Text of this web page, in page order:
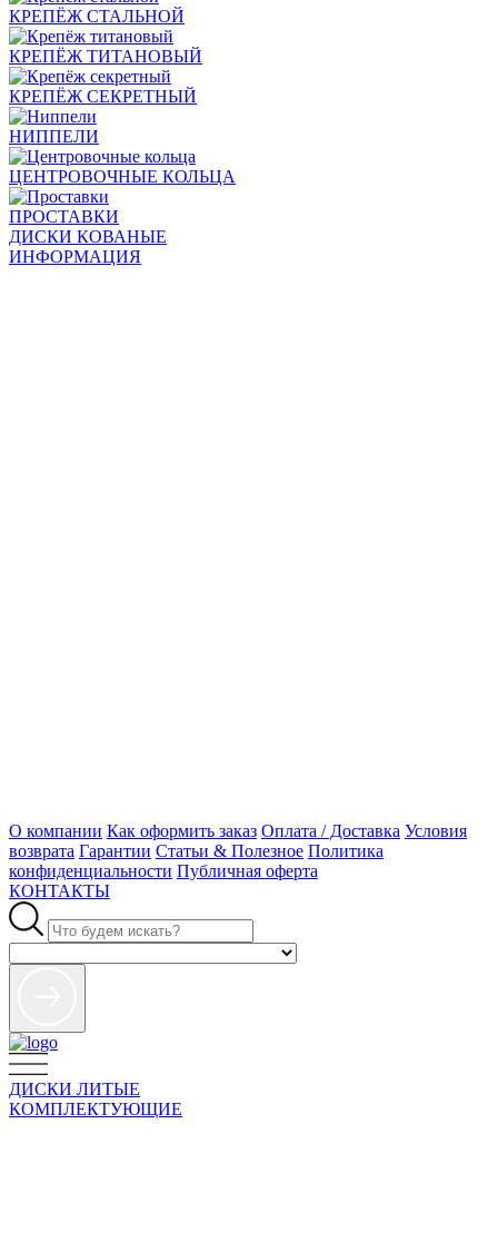
КРЕПЁЖ СТАЛЬНОЙ
КРЕПЁЖ ТИТАНОВЫЙ
КРЕПЁЖ СЕКРЕТНЫЙ
НИППЕЛИ
ЦЕНТРОВОЧНЫЕ КОЛЬЦА
ПРОСТАВКИ
ДИСКИ КОВАНЫЕ
ИНФОРМАЦИЯ
О компании Как оформить заказ Оплата / Доставка Условия
возврата Гарантии Статьи & Полезное Политика
конфиденциальности Публичная оферта
КОНТАКТЫ
ДИСКИ ЛИТЫЕ
КОМПЛЕКТУЮЩИЕ